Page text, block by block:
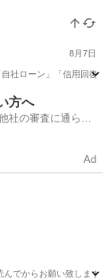
8月7日
社ローン」「信用回
方へ
社の審査に通らな
Ad
でからお願い致します